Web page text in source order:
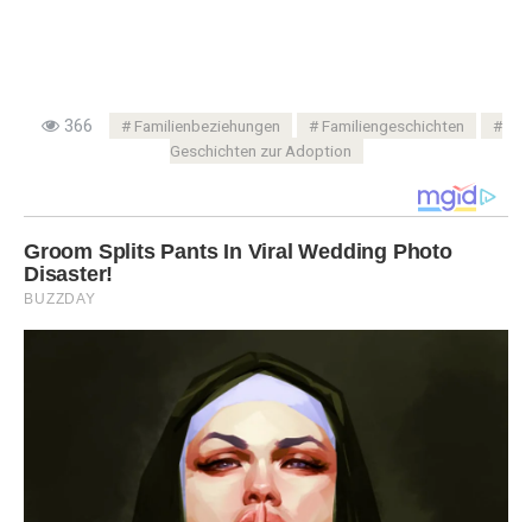
366 Familienbeziehungen
Familiengeschichten
Geschichten zur Adoption